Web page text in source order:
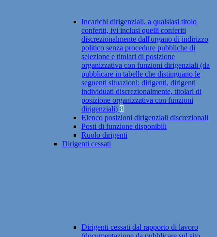
Incarichi dirigenziali, a qualsiasi titolo
conferiti, ivi inclusi quelli conferiti
discrezionalmente dall'organo di indirizzo
politico senza procedure pubbliche di
selezione e titolari di posizione
organizzativa con funzioni dirigenziali (da
pubblicare in tabelle che distinguano le
seguenti situazioni: dirigenti, dirigenti
individuati discrezionalmente, titolari di
posizione organizzativa con funzioni
dirigenziali) 8
Elenco posizioni dirigenziali discrezionali
Posti di funzione disponibili
Ruolo dirigenti
Dirigenti cessati
Dirigenti cessati dal rapporto di lavoro